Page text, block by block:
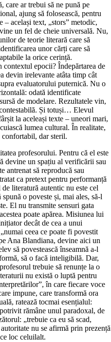
care ar trebui să ne pună pe
ajung să folosească, pentru
– același text, „stors” metodic,
un fel de cheie universală. Nu,
de teorie literară care să
unor cărți care să
la orice cerință.
epocii? Îndepărtarea de
devin irelevante atâta timp cât
evaluatorului puternică. Nu o
odată identificate
de modelare. Rezultatele vin,
Și totuși… Elevul
la aceleași texte – uneori mari,
lumea cultural. În realitate,
confortabil, dar steril.
profesorului. Pentru că el este
devine un spațiu al verificării sau
antrenat să reproducă sau
ca pretext pentru performanță
literatură autentic nu este cel
o poveste și, mai ales, să‑l
El nu transmite sensuri gata
poate apărea. Misiunea lui
decât de cea a unui
ceea ce poate fi povestit
Ana Blandiana, devine aici un
să povestească înseamnă a‑l
să o facă inteligibilă. Dar,
trebuie să renunțe la o
nu există o luptă pentru
în care fiecare voce
impune, care transformă ora
ratează tocmai esențialul:
rămâne unul paradoxal, de
„trebuie ca eu să scad,
nu se afirmă prin prezență
loc celuilalt.